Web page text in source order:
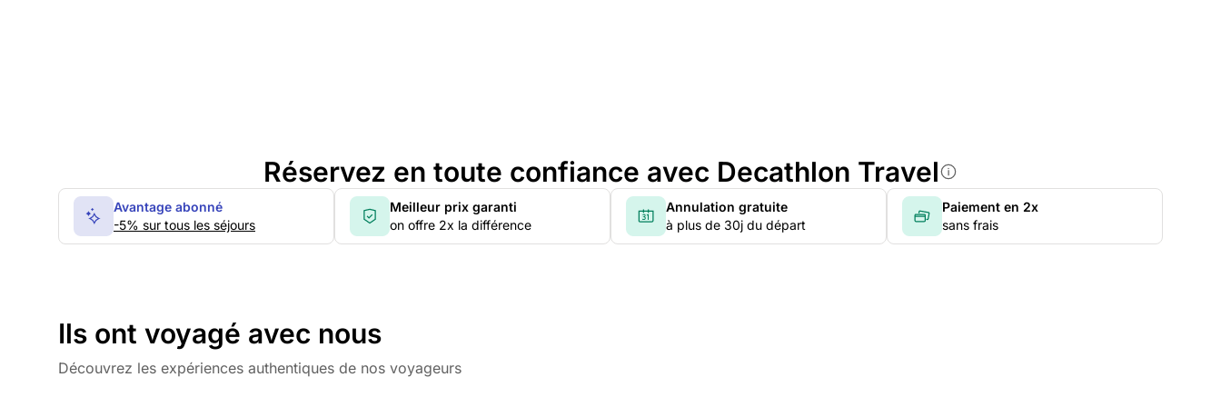
Réservez en toute confiance avec Decathlon Travel
Avantage abonné
-5% sur tous les séjours
Meilleur prix garanti
on offre 2x la différence
Annulation gratuite
à plus de 30j du départ
Paiement en 2x
sans frais
Ils ont voyagé avec nous
Découvrez les expériences authentiques de nos voyageurs